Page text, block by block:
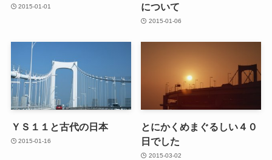
2015-01-01
について
2015-01-06
ＹＳ１１と古代の日本
2015-01-16
とにかくめまぐるしい４０
日でした
2015-03-02